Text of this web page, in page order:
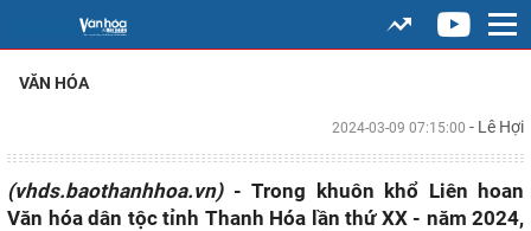
VĂN HÓA
2024-03-09 07:15:00 - Lê Hợi
(vhds.baothanhhoa.vn)- Trong khuôn khổ Liên hoan
Văn hóa dân tộc tỉnh Thanh Hóa lần thứ XX - năm 2024,